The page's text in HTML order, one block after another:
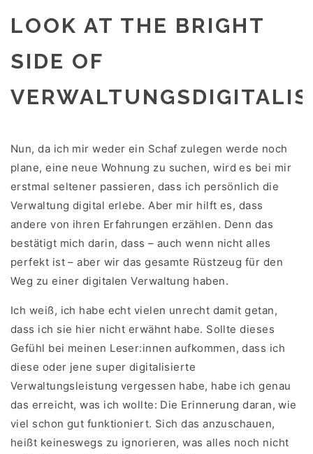
LOOK AT THE BRIGHT
SIDE OF
Nun, da ich mir weder ein Schaf zulegen werde noch
plane, eine neue Wohnung zu suchen, wird es bei mir
erstmal seltener passieren, dass ich persönlich die
Verwaltung digital erlebe. Aber mir hilft es, dass
andere von ihren Erfahrungen erzählen. Denn das
bestätigt mich darin, dass – auch wenn nicht alles
perfekt ist – aber wir das gesamte Rüstzeug für den
Weg zu einer digitalen Verwaltung haben.
Ich weiß, ich habe echt vielen unrecht damit getan,
dass ich sie hier nicht erwähnt habe. Sollte dieses
Gefühl bei meinen Leser:innen aufkommen, dass ich
diese oder jene super digitalisierte
Verwaltungsleistung vergessen habe, habe ich genau
das erreicht, was ich wollte: Die Erinnerung daran, wie
viel schon gut funktioniert. Sich das anzuschauen,
heißt keineswegs zu ignorieren, was alles noch nicht